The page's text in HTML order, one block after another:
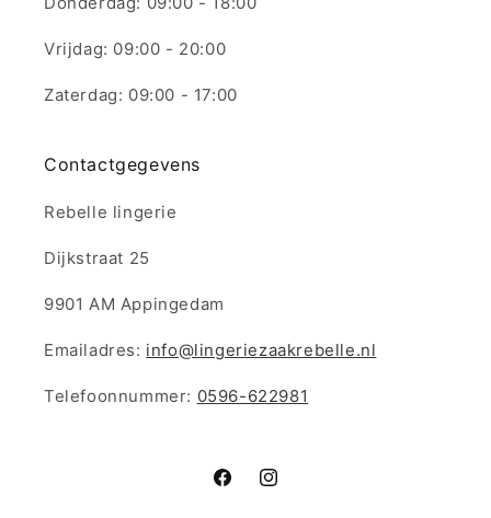
Vrijdag: 09:00 - 20:00
Zaterdag: 09:00 - 17:00
Contactgegevens
Rebelle lingerie
Dijkstraat 25
9901 AM Appingedam
Emailadres: info@lingeriezaakrebelle.nl
Telefoonnummer: 0596-622981
FacebookInstagram